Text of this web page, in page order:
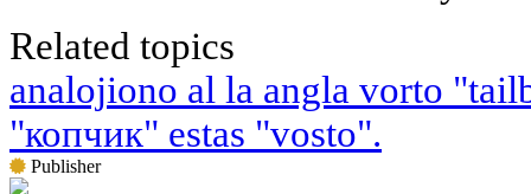
Related topics
analojiono al la angla vorto
"копчик" estas "vosto".
Publisher